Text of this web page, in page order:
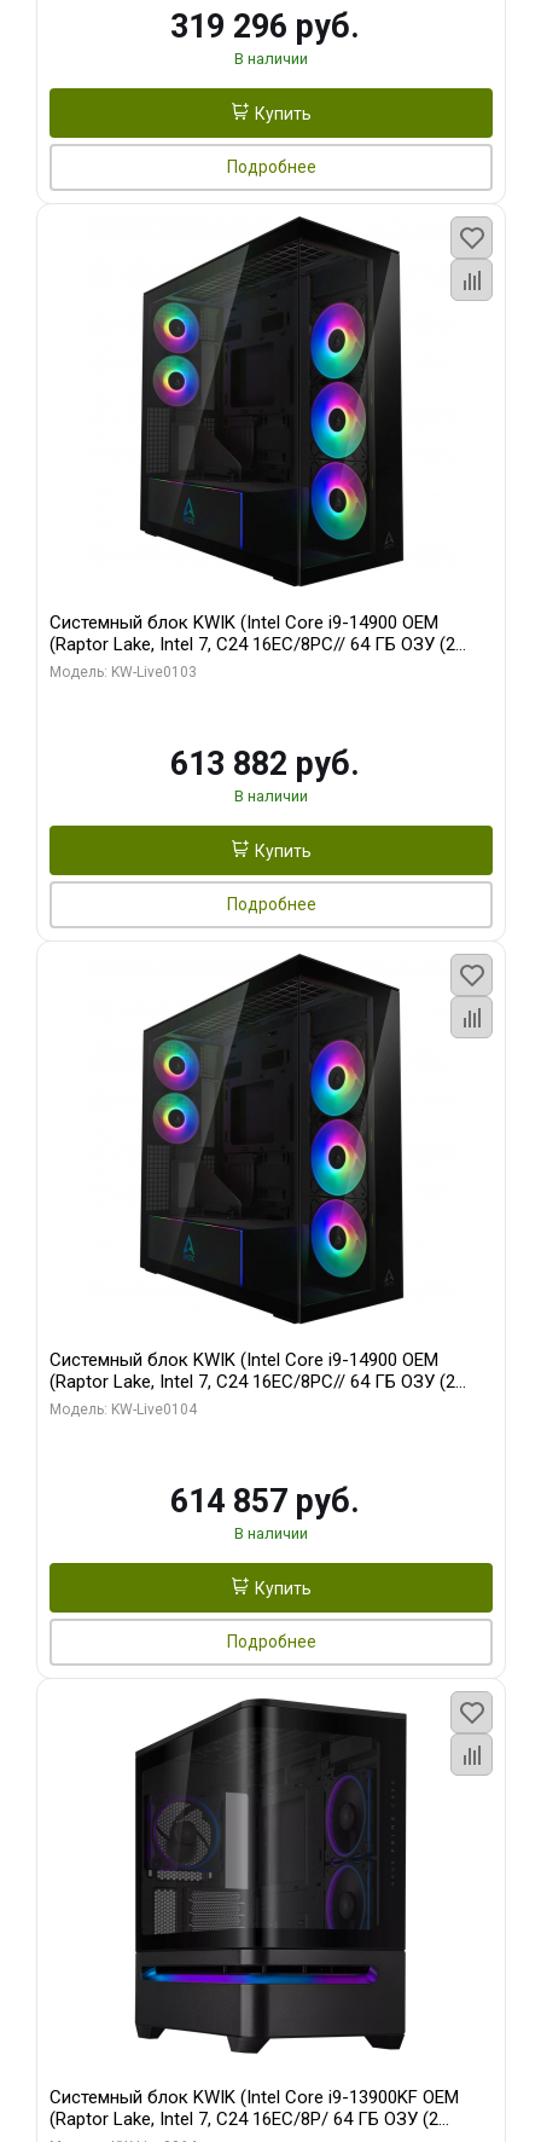
319 296 руб.
В наличии
Купить
Подробнее
Системный блок KWIK (Intel Core i9-14900 OEM
(Raptor Lake, Intel 7, C24 16EC/8PC// 64 ГБ ОЗУ (2
модуля)/ Afox RTX4090 24GB GDDR6X 384-Bit 3xDP
Модель: KW-Live0103
613 882 руб.
В наличии
Купить
Подробнее
Системный блок KWIK (Intel Core i9-14900 OEM
(Raptor Lake, Intel 7, C24 16EC/8PC// 64 ГБ ОЗУ (2
модуля)/ Afox RTX4090 24GB GDDR6X 384-Bit 3xDP
Модель: KW-Live0104
614 857 руб.
В наличии
Купить
Подробнее
Системный блок KWIK (Intel Core i9-13900KF OEM
(Raptor Lake, Intel 7, C24 16EC/8P/ 64 ГБ ОЗУ (2